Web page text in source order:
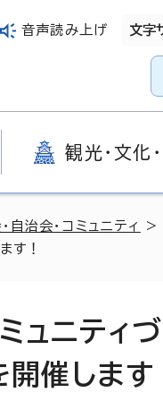
音声読み上げ 文字
観光・文化
自治会・コミュニティ
す！
ュニティ
催します